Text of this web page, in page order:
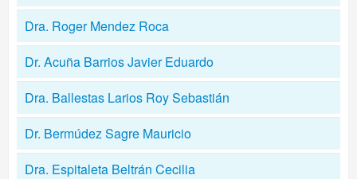
Dra. Roger Mendez Roca
Dr. Acuña Barrios Javier Eduardo
Dra. Ballestas Larios Roy Sebastián
Dr. Bermúdez Sagre Mauricio
Dra. Espitaleta Beltrán Cecilia